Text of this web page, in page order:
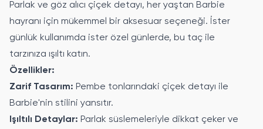
Parlak ve göz alıcı çiçek detayı, her yaştan Barbie
hayranı için mükemmel bir aksesuar seçeneği. İster
günlük kullanımda ister özel günlerde, bu taç ile
tarzınıza ışıltı katın.
Özellikler:
Zarif Tasarım: Pembe tonlarındaki çiçek detayı ile
Barbie'nin stilini yansıtır.
Işıltılı Detaylar: Parlak süslemeleriyle dikkat çeker ve